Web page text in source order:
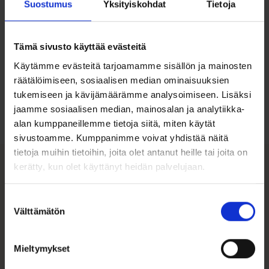
Suostumus Yksityiskohdat Tietoja
Tämä sivusto käyttää evästeitä
Käytämme evästeitä tarjoamamme sisällön ja mainosten
räätälöimiseen, sosiaalisen median ominaisuuksien
tukemiseen ja kävijämäärämme analysoimiseen. Lisäksi
jaamme sosiaalisen median, mainosalan ja analytiikka-
alan kumppaneillemme tietoja siitä, miten käytät
sivustoamme. Kumppanimme voivat yhdistää näitä
tietoja muihin tietoihin, joita olet antanut heille tai joita on
kerätty, kun olet käyttänyt heidän palvelujaan.
valinta
Välttämätön
Mieltymykset
Ohjeita sormuksen tai korun
koon valintaan
Tutustu ohjeisiin
Tutustu myös